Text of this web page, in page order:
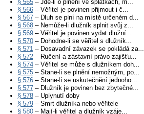
§ 565 – Jde-li o plnění ve splátkách, m...
§ 566 – Věřitel je povinen přijmout i č...
§ 567 – Dluh se plní na místě určeném d...
§ 568 – Nemůže-li dlužník splnit svůj z...
§ 569 – Věřitel je povinen vydat dlužní...
§ 570 – Dohodne-li se věřitel s dlužník...
§ 571 – Dosavadní závazek se pokládá za...
§ 572 – Ručení a zástavní právo zajišťu...
§ 574 – Věřitel se může s dlužníkem doh...
§ 575 – Stane-li se plnění nemožným, po...
§ 576 – Stane-li se uskutečnění jednoho...
§ 577 – Dlužník je povinen bez zbytečné...
§ 578 – Uplynutí doby
§ 579 – Smrt dlužníka nebo věřitele
§ 580 – Mají-li věřitel a dlužník vzáje...